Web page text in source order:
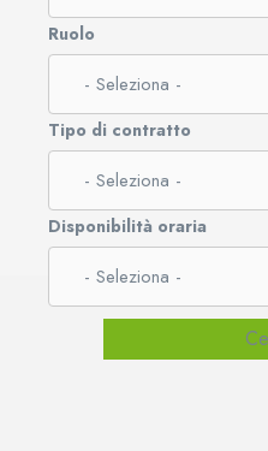
Ruolo
Tipo di contratto
Disponibilità oraria